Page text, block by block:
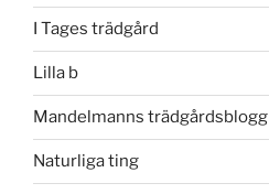
I Tages trädgård
Lilla b
Mandelmanns trädgårdsblogg
Naturliga ting